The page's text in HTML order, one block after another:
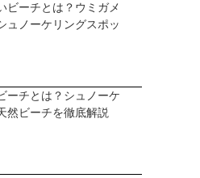
ビーチとは？ウミガメ
ュノーケリングスポッ
ーチとは？シュノーケ
然ビーチを徹底解説